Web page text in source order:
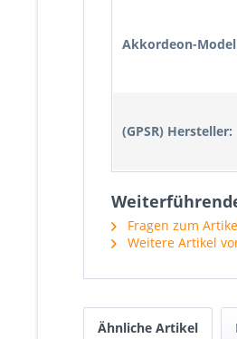
Akkordeon-
(GPSR) Hersteller:
Fragen zum
Weitere Artikel
Ähnliche Artikel